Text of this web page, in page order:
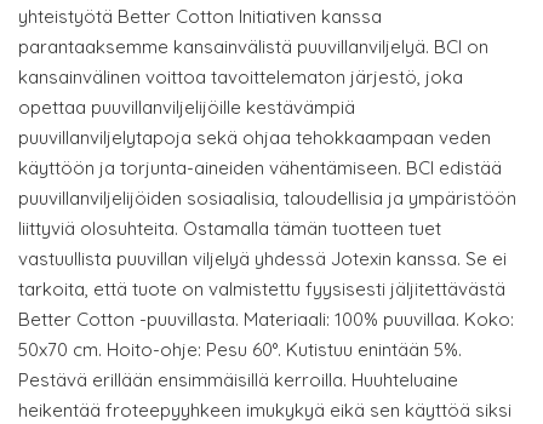
yhteistyötä Better Cotton Initiativen kanssa
parantaaksemme kansainvälistä puuvillanviljelyä. BCI on
kansainvälinen voittoa tavoittelematon järjestö, joka
opettaa puuvillanviljelijöille kestävämpiä
puuvillanviljelytapoja sekä ohjaa tehokkaampaan veden
käyttöön ja torjunta-aineiden vähentämiseen. BCI edistää
puuvillanviljelijöiden sosiaalisia, taloudellisia ja ympäristöön
liittyviä olosuhteita. Ostamalla tämän tuotteen tuet
vastuullista puuvillan viljelyä yhdessä Jotexin kanssa. Se ei
tarkoita, että tuote on valmistettu fyysisesti jäljitettävästä
Better Cotton -puuvillasta. Materiaali: 100% puuvillaa. Koko:
50x70 cm. Hoito-ohje: Pesu 60°. Kutistuu enintään 5%.
Pestävä erillään ensimmäisillä kerroilla. Huuhteluaine
heikentää froteepyyhkeen imukykyä eikä sen käyttöä siksi